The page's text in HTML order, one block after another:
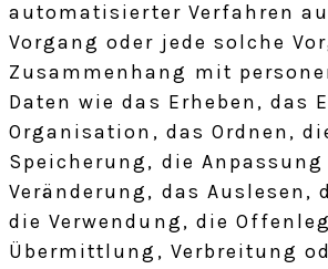
automatisierter Verfahren
Vorgang oder jede solche
Zusammenhang mit
Daten wie das Erheben, das
Organisation, das Ordnen,
Speicherung, die Anpassung
Veränderung, das Auslesen,
die Verwendung, die
Übermittlung, Verbreitung